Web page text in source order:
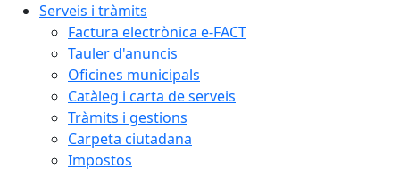
Serveis i tràmits
Factura electrònica e-FACT
Tauler d'anuncis
Oficines municipals
Catàleg i carta de serveis
Tràmits i gestions
Carpeta ciutadana
Impostos